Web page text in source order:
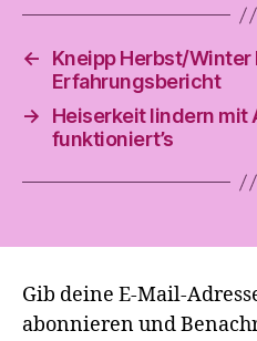
←
Kneipp Herbst/
Erfahrungsbericht
→
Heiserkeit lindern mit
funktioniert’s
Gib deine E-Mail-
abonnieren und